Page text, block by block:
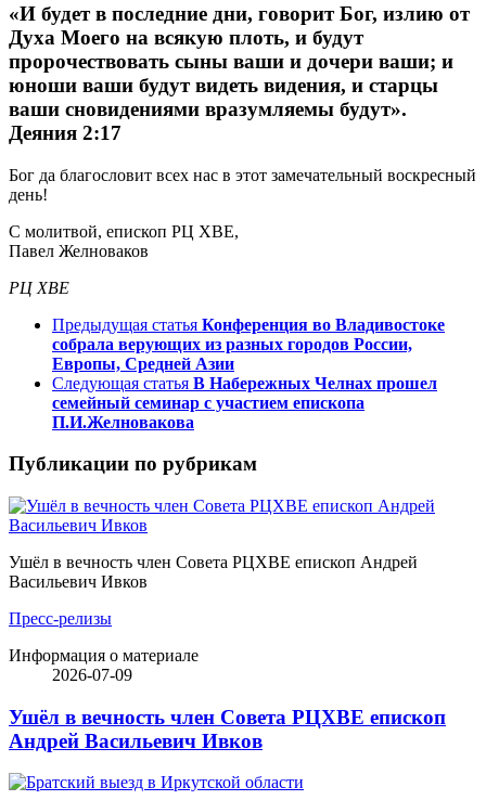
«И будет в последние дни, говорит Бог, излию от
Духа Моего на всякую плоть, и будут
пророчествовать сыны ваши и дочери ваши; и
юноши ваши будут видеть видения, и старцы
ваши сновидениями вразумляемы будут».
Деяния 2:17
Бог да благословит всех нас в этот замечательный воскресный
день!
С молитвой, епископ РЦ ХВЕ,
Павел Желноваков
РЦ ХВЕ
Предыдущая статья Конференция во Владивостоке
собрала верующих из разных городов России,
Европы, Средней Азии
Следующая статья В Набережных Челнах прошел
семейный семинар с участием епископа
П.И.Желновакова
Публикации по рубрикам
Ушёл в вечность член Совета РЦХВЕ епископ Андрей
Васильевич Ивков
Пресс-релизы
Информация о материале
2026-07-09
Ушёл в вечность член Совета РЦХВЕ епископ
Андрей Васильевич Ивков